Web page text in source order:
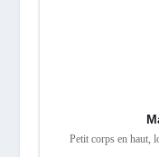
Petit corps en haut,